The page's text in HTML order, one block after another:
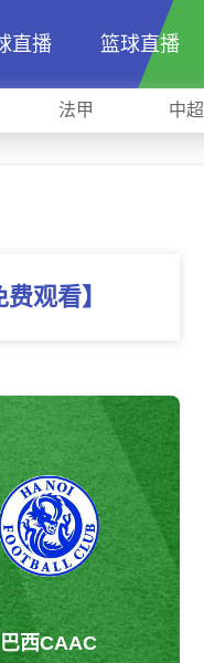
直播 篮球直播
法甲 中超
观看】
巴西CAAC